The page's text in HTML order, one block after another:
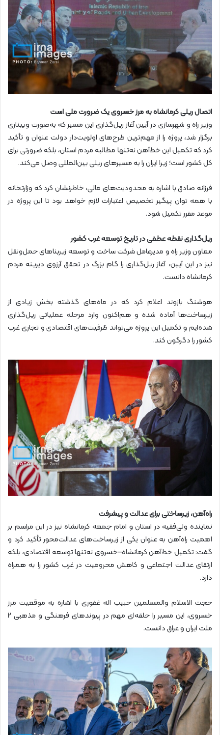
اتصال ریلی کرمانشاه به مرز خسروی یک ضرورت ملی است
وزیر راه و شهرسازی در آیین آغاز ریل‌گذاری این مسیر که به‌صورت وبیناری
برگزار شد، پروژه را از مهم‌ترین طرح‌های اولویت‌دار دولت عنوان و تأکید
کرد که تکمیل این خط‌آهن نه‌تنها مطالبه مردم استان، بلکه ضرورتی برای
کل کشور است؛ زیرا ایران را به مسیرهای ریلی بین‌المللی وصل می‌کند.
فرزانه صادق با اشاره به محدودیت‌های مالی، خاطرنشان کرد که وزارتخانه
با همه توان پیگیر تخصیص اعتبارات لازم خواهد بود تا این پروژه در
موعد مقرر تکمیل شود.
ریل‌گذاری نقطه عطفی در تاریخ توسعه غرب کشور
معاون وزیر راه و مدیرعامل شرکت ساخت و توسعه زیربناهای حمل‌ونقل
نیز در این آیین، آغاز ریل‌گذاری را گام بزرگ در تحقق آرزوی دیرینه مردم
کرمانشاه دانست.
هوشنگ بازوند اعلام کرد که در ماه‌های گذشته بخش زیادی از
زیرساخت‌ها آماده شده و هم‌اکنون وارد مرحله عملیاتی ریل‌گذاری
شده‌ایم و تکمیل این پروژه می‌تواند ظرفیت‌های اقتصادی و تجاری غرب
کشور را دگرگون کند.
راه‌آهن، زیرساختی برای عدالت و پیشرفت
نماینده ولی‌فقیه در استان و امام جمعه کرمانشاه نیز در این مراسم بر
اهمیت راه‌آهن به عنوان یکی از زیرساخت‌های عدالت‌محور تأکید کرد و
گفت: تکمیل خط‌آهن کرمانشاه–خسروی نه‌تنها توسعه اقتصادی، بلکه
ارتقای عدالت اجتماعی و کاهش محرومیت در غرب کشور را به همراه
دارد.
حجت الاسلام والمسلمین حبیب اله غفوری با اشاره به موقعیت مرز
خسروی، این مسیر را حلقه‌ای مهم در پیوندهای فرهنگی و مذهبی ۲
ملت ایران و عراق دانست.